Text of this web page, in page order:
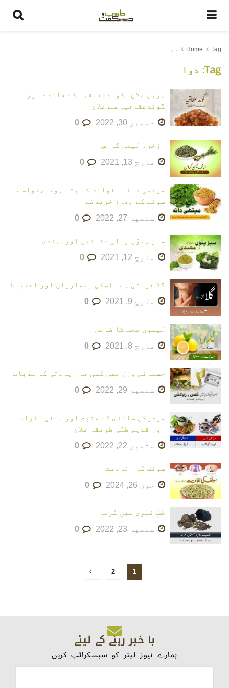
Home Tag دوا
Tag: دوا
ہربل علاج –گوندعقاقیہ کے فائدے اور
گوندعقاقیہ سے علاج
دسمبر 30, 2022
ازخر۔ لیمن گراس
مارچ 13, 2021
میتھی دانہ۔ فوائد کا پتہ ہوتا،تواسے
سونے کے بھاؤ خریدتے
ستمبر 27, 2022
سبز پتوّں والی غذائیں اورمہندی
مارچ 12, 2021
گلا قیمتی ہے۔ اسکی بیماریاں اور احتیاط
مارچ 9, 2021
لیموں صحت کا ضامن
مارچ 8, 2021
جسمانی وزن میں کمی یا زیادتی کا سدّباب
ستمبر 29, 2022
میڈیکل سائنس کے مثبت اور منفی اثرات
اور قدیم طبّی طریقہ علاج
ستمبر 22, 2022
سونف کی افادیت
جون 26, 2024
طبِّ نبوی میں سُرمہ
ستمبر 23, 2022
1
2
با خبر رہنے کے لیئے
ہمارے نیوز لیٹر کو سبسکرائب کریں